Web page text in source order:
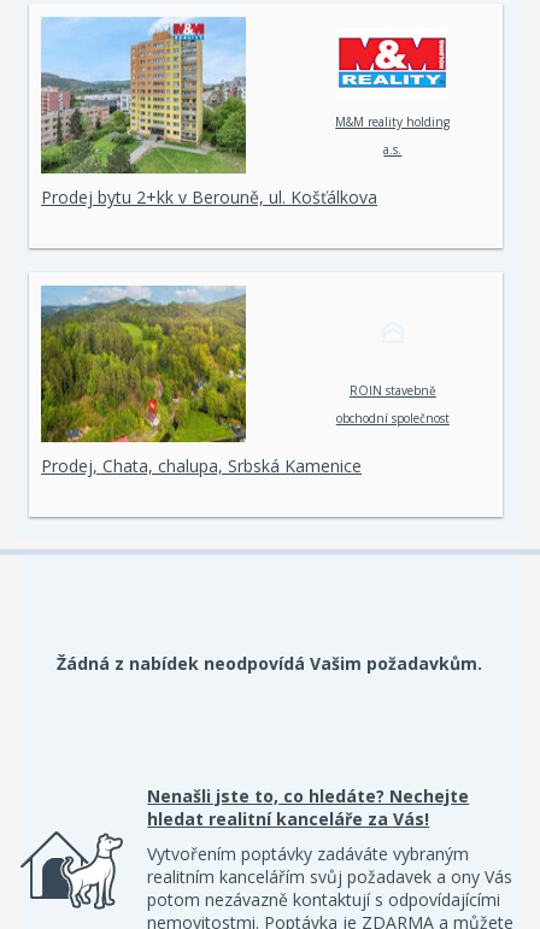
M&M reality holding
a.s.
Prodej bytu 2+kk v Berouně, ul. Košťálkova
ROIN stavebně
obchodní společnost
Prodej, Chata, chalupa, Srbská Kamenice
Žádná z nabídek neodpovídá Vašim požadavkům.
Nenašli jste to, co hledáte? Nechejte
hledat realitní kanceláře za Vás!
Vytvořením poptávky zadáváte vybraným
realitním kancelářím svůj požadavek a ony Vás
potom nezávazně kontaktují s odpovídajícími
nemovitostmi. Poptávka je ZDARMA a můžete